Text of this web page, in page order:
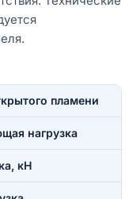
пламени
нагрузка
кН